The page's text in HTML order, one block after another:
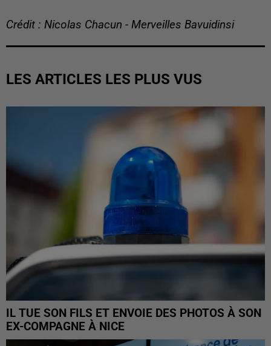
Crédit : Nicolas Chacun - Merveilles Bavuidinsi
LES ARTICLES LES PLUS VUS
IL TUE SON FILS ET ENVOIE DES PHOTOS À SON
EX-COMPAGNE À NICE